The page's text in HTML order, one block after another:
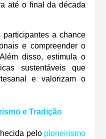
até o final da década
a chance
e compreender o
disso, estimula o
sustentáveis que
e valorizam o
e Tradição
pelo pioneirismo